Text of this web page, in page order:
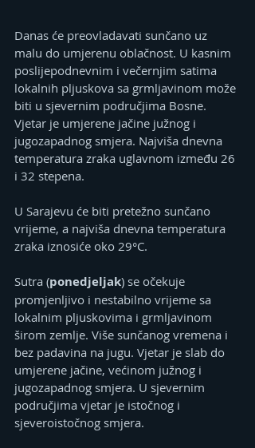
Danas će preovladavati sunčano uz
malu do umjerenu oblačnost. U kasnim
poslijepodnevnim i večernjim satima
lokalnih pljuskova sa grmljavinom može
biti u sjevernim područjima Bosne.
Vjetar je umjerene jačine južnog i
jugozapadnog smjera. Najviša dnevna
temperatura zraka uglavnom između 26
i 32 stepena.
U Sarajevu će biti pretežno sunčano
vrijeme, a najviša dnevna temperatura
zraka iznosiće oko 29°C.
Sutra (ponedjeljak) se očekuje
promjenljivo i nestabilno vrijeme sa
lokalnim pljuskovima i grmljavinom
širom zemlje. Više sunčanog vremena i
bez padavina na jugu. Vjetar je slab do
umjerene jačine, većinom južnog i
jugozapadnog smjera. U sjevernim
područjima vjetar je istočnog i
sjeveroistočnog smjera.